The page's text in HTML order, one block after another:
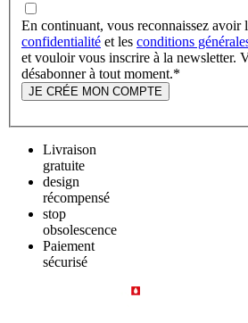
En continuant, vous reconnaissez avoir
confidentialité et les conditions
et vouloir vous inscrire à la newsletter.
désabonner à tout moment.*
JE CRÉE MON COMPTE
Livraison
gratuite
design
récompensé
stop
obsolescence
Paiement
sécurisé